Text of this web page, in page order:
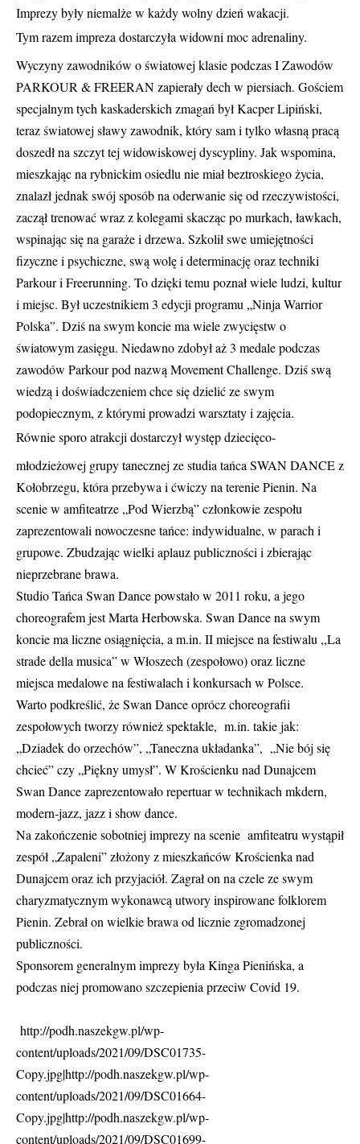
Imprezy były niemalże w każdy wolny dzień wakacji.
Tym razem impreza dostarczyła widowni moc adrenaliny.
Wyczyny zawodników o światowej klasie podczas I Zawodów
PARKOUR & FREERAN zapierały dech w piersiach. Gościem
specjalnym tych kaskaderskich zmagań był Kacper Lipiński,
teraz światowej sławy zawodnik, który sam i tylko własną pracą
doszedł na szczyt tej widowiskowej dyscypliny. Jak wspomina,
mieszkając na rybnickim osiedlu nie miał beztroskiego życia,
znalazł jednak swój sposób na oderwanie się od rzeczywistości,
zaczął trenować wraz z kolegami skacząc po murkach, ławkach,
wspinając się na garaże i drzewa. Szkolił swe umiejętności
fizyczne i psychiczne, swą wolę i determinację oraz techniki
Parkour i Freerunning. To dzięki temu poznał wiele ludzi, kultur
i miejsc. Był uczestnikiem 3 edycji programu „Ninja Warrior
Polska”. Dziś na swym koncie ma wiele zwycięstw o
światowym zasięgu. Niedawno zdobył aż 3 medale podczas
zawodów Parkour pod nazwą Movement Challenge. Dziś swą
wiedzą i doświadczeniem chce się dzielić ze swym
podopiecznym, z którymi prowadzi warsztaty i zajęcia.
Równie sporo atrakcji dostarczył występ dziecięco-
młodzieżowej grupy tanecznej ze studia tańca SWAN DANCE z
Kołobrzegu, która przebywa i ćwiczy na terenie Pienin. Na
scenie w amfiteatrze „Pod Wierzbą” członkowie zespołu
zaprezentowali nowoczesne tańce: indywidualne, w parach i
grupowe. Zbudzając wielki aplauz publiczności i zbierając
nieprzebrane brawa.
Studio Tańca Swan Dance powstało w 2011 roku, a jego
choreografem jest Marta Herbowska. Swan Dance na swym
koncie ma liczne osiągnięcia, a m.in. II miejsce na festiwalu ,,La
strade della musica” w Włoszech (zespołowo) oraz liczne
miejsca medalowe na festiwalach i konkursach w Polsce.
Warto podkreślić, że Swan Dance oprócz choreografii
zespołowych tworzy również spektakle, m.in. takie jak:
„Dziadek do orzechów”, „Taneczna układanka”, „Nie bój się
chcieć” czy „Piękny umysł”. W Krościenku nad Dunajcem
Swan Dance zaprezentowało repertuar w technikach mkdern,
modern-jazz, jazz i show dance.
Na zakończenie sobotniej imprezy na scenie amfiteatru wystąpił
zespół „Zapaleni” złożony z mieszkańców Krościenka nad
Dunajcem oraz ich przyjaciół. Zagrał on na czele ze swym
charyzmatycznym wykonawcą utwory inspirowane folklorem
Pienin. Zebrał on wielkie brawa od licznie zgromadzonej
publiczności.
Sponsorem generalnym imprezy była Kinga Pienińska, a
podczas niej promowano szczepienia przeciw Covid 19.
http://podh.naszekgw.pl/wp-
content/uploads/2021/09/DSC01735-
Copy.jpg|http://podh.naszekgw.pl/wp-
content/uploads/2021/09/DSC01664-
Copy.jpg|http://podh.naszekgw.pl/wp-
content/uploads/2021/09/DSC01699-